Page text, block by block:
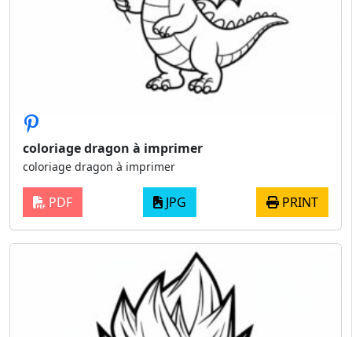
coloriage dragon à imprimer
coloriage dragon à imprimer
PDF JPG PRINT